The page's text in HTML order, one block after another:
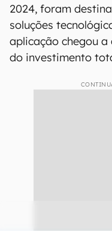
2024, foram
soluções
aplicação chegou a
do investimento